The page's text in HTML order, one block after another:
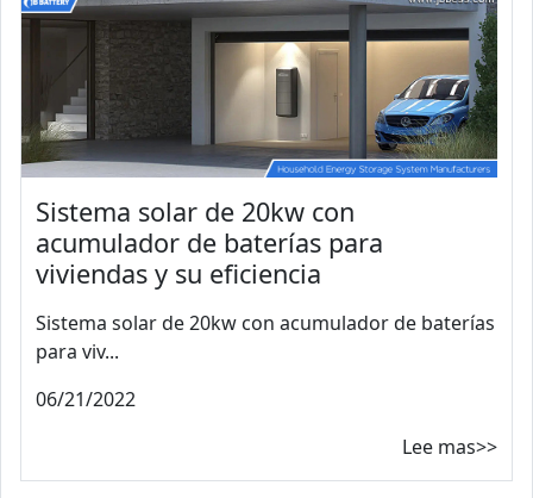
Sistema solar de 20kw con
acumulador de baterías para
viviendas y su eficiencia
Sistema solar de 20kw con acumulador de baterías
para viv...
06/21/2022
Lee mas>>